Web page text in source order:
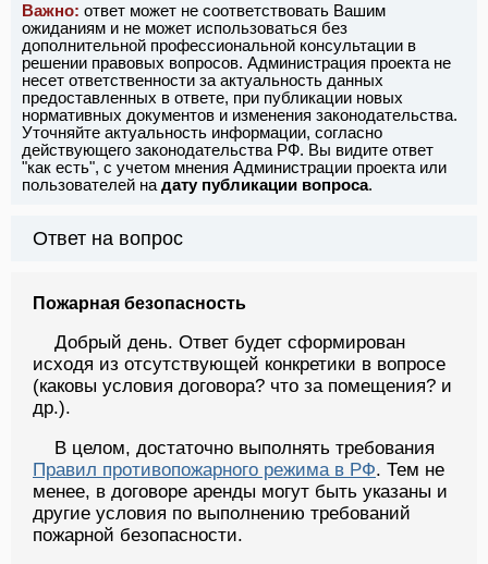
Важно: ответ может не соответствовать Вашим
ожиданиям и не может использоваться без
дополнительной профессиональной консультации в
решении правовых вопросов. Администрация проекта не
несет ответственности за актуальность данных
предоставленных в ответе, при публикации новых
нормативных документов и изменения законодательства.
Уточняйте актуальность информации, согласно
действующего законодательства РФ. Вы видите ответ
"как есть", с учетом мнения Администрации проекта или
пользователей на дату публикации вопроса.
Ответ на вопрос
Пожарная безопасность
Добрый день. Ответ будет сформирован
исходя из отсутствующей конкретики в вопросе
(каковы условия договора? что за помещения? и
др.).
В целом, достаточно выполнять требования
Правил противопожарного режима в РФ. Тем не
менее, в договоре аренды могут быть указаны и
другие условия по выполнению требований
пожарной безопасности.